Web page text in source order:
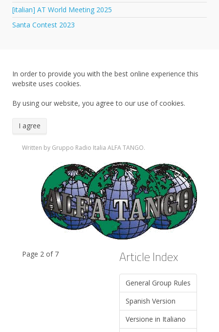
[italian] AT World Meeting 2025
Santa Contest 2023
In order to provide you with the best online experience this
website uses cookies.
By using our website, you agree to our use of cookies.
I agree
Written by Gruppo Radio Italia ALFA TANGO.
Article Index
General Group Rules
Spanish Version
Versione in Italiano
Page 2 of 7